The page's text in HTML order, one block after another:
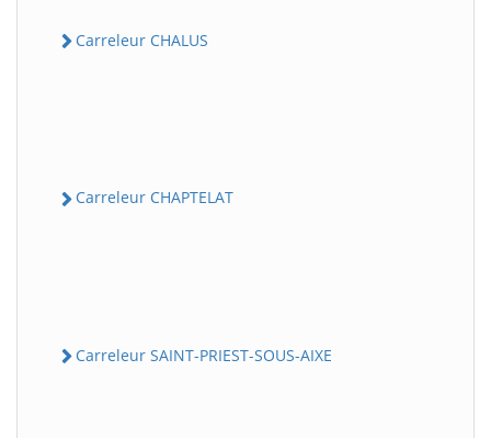
Carreleur CHALUS
Carreleur CHAPTELAT
Carreleur SAINT-PRIEST-SOUS-AIXE